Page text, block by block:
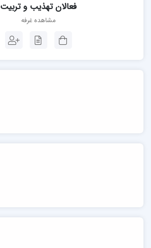
فعالان تهذیب و تربیت
مشاهده غرفه